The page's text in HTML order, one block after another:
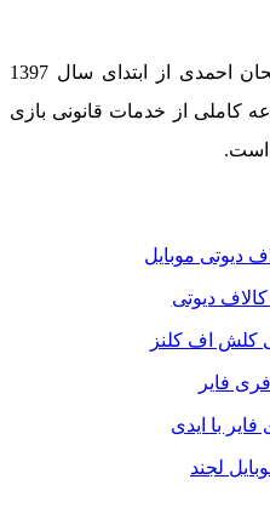
مجموعه 021Gem با مدیریت سبحان احمدی از ابتدای سال 1397
کاملی از خدمات قانونی بازی
است.
دیوتی موبایل
دیوتی
کلش اف کلنز
فایر
با ایدی
لجند